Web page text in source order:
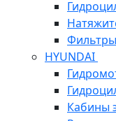
Фильтры
HYUNDAI
Кабины